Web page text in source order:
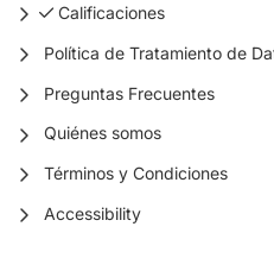
Calificaciones
Calificaciones
Política de Tratamiento de
Preguntas Frecuentes
Quiénes somos
Términos y Condiciones
Accessibility